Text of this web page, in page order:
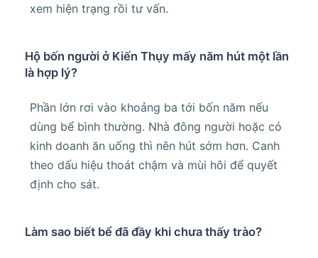
xem hiện trạng rồi tư vấn.
Hộ bốn người ở Kiến Thụy mấy năm hút một lần
là hợp lý?
Phần lớn rơi vào khoảng ba tới bốn năm nếu
dùng bể bình thường. Nhà đông người hoặc có
kinh doanh ăn uống thì nên hút sớm hơn. Canh
theo dấu hiệu thoát chậm và mùi hôi để quyết
định cho sát.
Làm sao biết bể đã đầy khi chưa thấy trào?